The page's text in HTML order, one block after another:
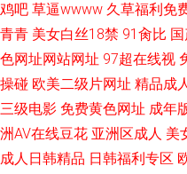
鸡吧 草逼wwww 久草福利免
青青 美女白丝18禁 91肏比
色网址网站网址 97超在线视
操碰 欧美二级片网址 精品成
三级电影 免费黄色网址 成年
洲AV在线豆花 亚洲区成人 美
成人日韩精品 日韩福利专区